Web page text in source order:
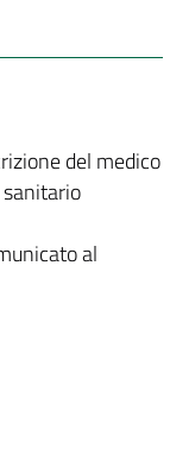
del medico
al